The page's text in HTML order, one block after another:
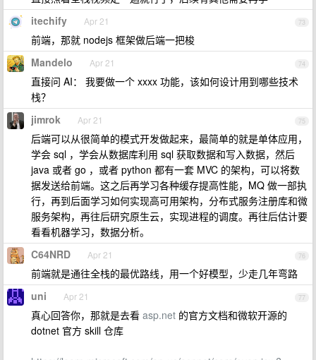
73
itechify Apr 21
前端，那就 nodejs 框架做后端一把梭
74
Mandelo Apr 21
直接问 AI： 我要做一个 xxxx 功能，该如何设计用到哪些技术
栈？
75
jimrok Apr 21
后端可以从很简单的模式开发做起来，最简单的就是单体应用，
学会 sql ，学会从数据库利用 sql 获取数据和写入数据，然后
java 或者 go ，或者 python 都有一套 MVC 的架构，可以将数
据发送给前端。这之后再学习各种缓存提高性能，MQ 做一部执
行，再到后面学习如何实现高可用架构，分布式服务注册库和微
服务架构，再往后研究原生云，实现进程的调度。再往后估计要
看看机器学习，数据分析。
76
C64NRD Apr 21
前端就是通往全栈的最优路线，用一个好模型，少走几年弯路
77
uni Apr 21
真心回答你，那就是去看 asp.net 的官方文档和微软开源的
dotnet 官方 skill 仓库